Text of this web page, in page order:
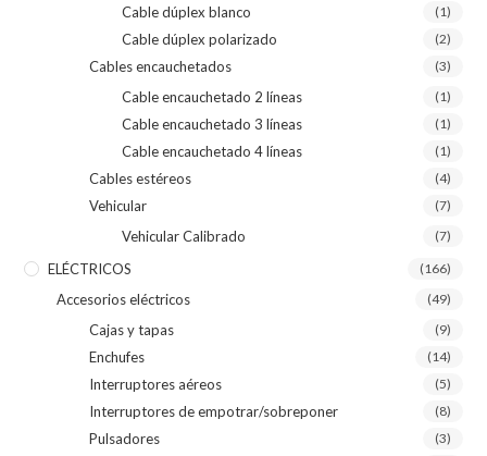
Cable dúplex blanco (1)
Cable dúplex polarizado (2)
Cables encauchetados (3)
Cable encauchetado 2 líneas (1)
Cable encauchetado 3 líneas (1)
Cable encauchetado 4 líneas (1)
Cables estéreos (4)
Vehicular (7)
Vehicular Calibrado (7)
ELÉCTRICOS (166)
Accesorios eléctricos (49)
Cajas y tapas (9)
Enchufes (14)
Interruptores aéreos (5)
Interruptores de empotrar/sobreponer (8)
Pulsadores (3)